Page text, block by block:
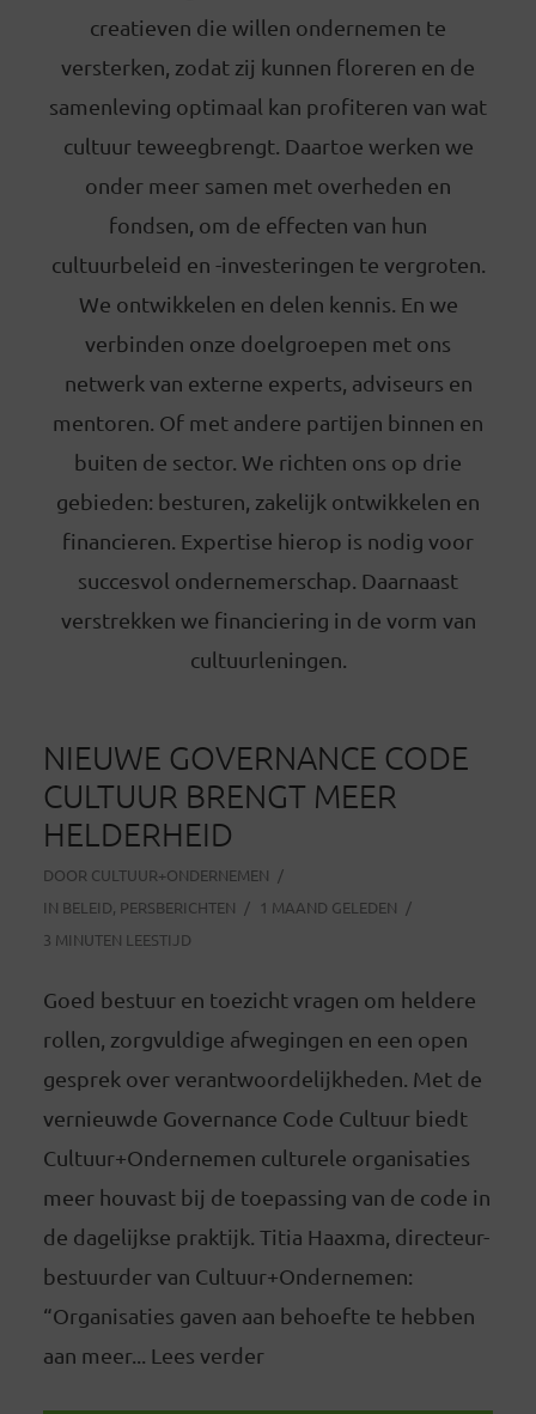
creatieven die willen ondernemen te
versterken, zodat zij kunnen floreren en de
samenleving optimaal kan profiteren van wat
cultuur teweegbrengt. Daartoe werken we
onder meer samen met overheden en
fondsen, om de effecten van hun
cultuurbeleid en -investeringen te vergroten.
We ontwikkelen en delen kennis. En we
verbinden onze doelgroepen met ons
netwerk van externe experts, adviseurs en
mentoren. Of met andere partijen binnen en
buiten de sector. We richten ons op drie
gebieden: besturen, zakelijk ontwikkelen en
financieren. Expertise hierop is nodig voor
succesvol ondernemerschap. Daarnaast
verstrekken we financiering in de vorm van
cultuurleningen.
NIEUWE GOVERNANCE CODE
CULTUUR BRENGT MEER
HELDERHEID
DOOR CULTUUR+ONDERNEMEN
IN BELEID, PERSBERICHTEN
1 MAAND GELEDEN
3 MINUTEN LEESTIJD
Goed bestuur en toezicht vragen om heldere
rollen, zorgvuldige afwegingen en een open
gesprek over verantwoordelijkheden. Met de
vernieuwde Governance Code Cultuur biedt
Cultuur+Ondernemen culturele organisaties
meer houvast bij de toepassing van de code in
de dagelijkse praktijk. Titia Haaxma, directeur-
bestuurder van Cultuur+Ondernemen:
“Organisaties gaven aan behoefte te hebben
aan meer... Lees verder